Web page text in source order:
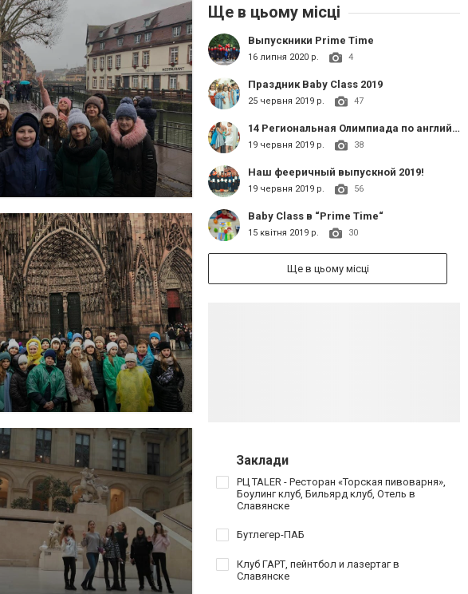
Ще в цьому місці
Выпускники Prime Time
16 липня 2020 р. 4
Праздник Baby Class 2019
25 червня 2019 р. 47
14 Региональная Олимпиада по английскому языку "Young Learners"
19 червня 2019 р. 38
Наш фееричный выпускной 2019!
19 червня 2019 р. 56
Baby Class в “Prime Time“
15 квітня 2019 р. 30
Ще в цьому місці
Заклади
РЦ TALER - Ресторан «Торская пивоварня»,
Боулинг клуб, Бильярд клуб, Отель в
Славянске
Бутлегер-ПАБ
Клуб ГАРТ, пейнтбол и лазертаг в
Славянске